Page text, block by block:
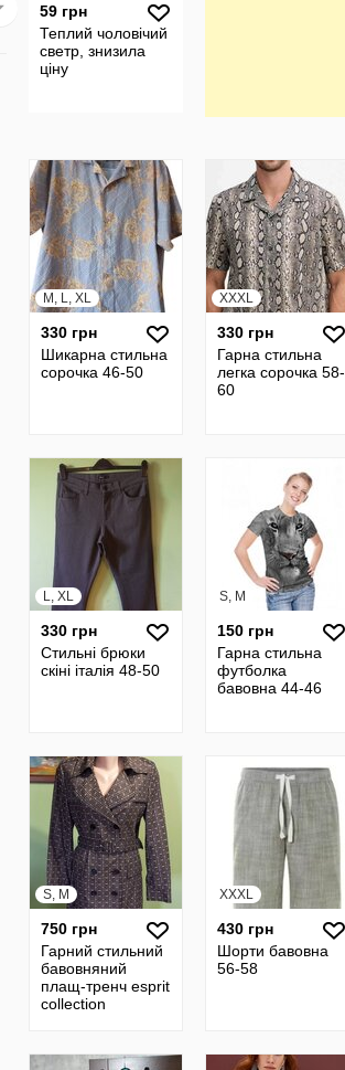
59 грн
Теплий чоловічий
светр, знизила
ціну
M, L, XL
330 грн
Шикарна стильна
сорочка 46-50
XXXL
330 грн
Гарна стильна
легка сорочка 58-
60
L, XL
330 грн
Стильні брюки
скіні італія 48-50
S, M
150 грн
Гарна стильна
футболка
бавовна 44-46
S, M
750 грн
Гарний стильний
бавовняний
плащ-тренч esprit
collection
XXXL
430 грн
Шорти бавовна
56-58